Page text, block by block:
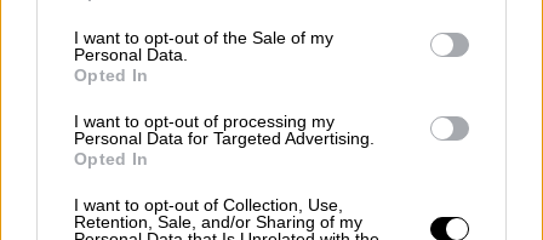
use your data for below specified purposes in below Google
consent section.
I want to opt-out of the Sale of my
Personal Data.
Opted In
I want to opt-out of processing my
Personal Data for Targeted Advertising.
Opted In
I want to opt-out of Collection, Use,
Retention, Sale, and/or Sharing of my
τηλεφώνων που πωλείται μόνο στο
εξωτερικό με νόμιμο τρόπο».
Τόσο η αναφορά σε «ψηφιακά συστήματα»,
όσο και στην αναδρομολόγηση δεδομένων
από συσκευές κινητών τηλεφώνων, δεν
διαφωτίζει και σίγουρα δεν καθησυχάζει.